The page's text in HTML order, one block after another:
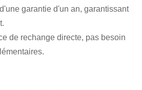
garantie d'un an, garantissant
de rechange directe, pas besoin